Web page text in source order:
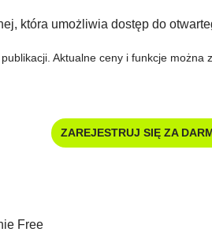
która umożliwia dostęp do
Aktualne ceny i funkcje można
ZAREJESTRUJ SIĘ ZA
Free